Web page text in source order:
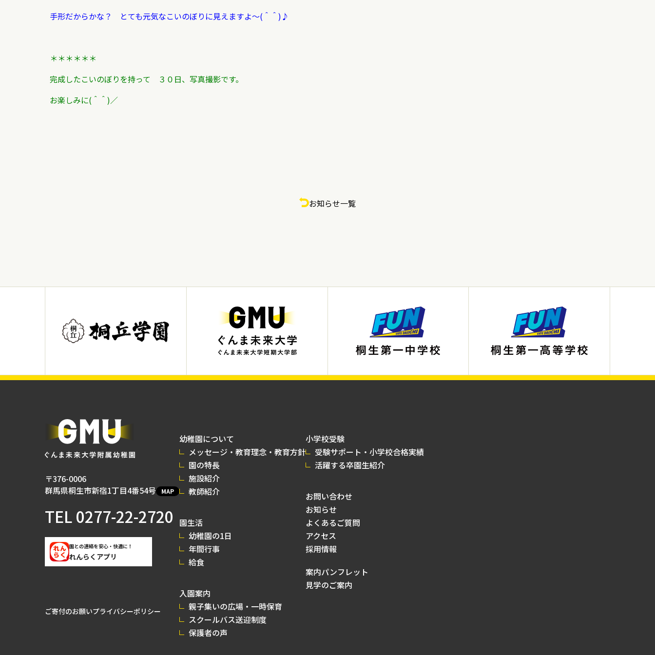
手形だからかな？ とても元気なこいのぼりに見えますよ～(＾＾)♪
＊＊＊＊＊＊
完成したこいのぼりを持って ３０日、写真撮影です。
お楽しみに(＾＾)／
お知らせ一覧
〒376-0006
群馬県桐生市新宿1丁目4番54号
MAP
TEL0277-22-2720
園との連絡を安心・快適に！
れんらくアプリ
ご寄付のお願いプライバシーポリシー
幼稚園について
メッセージ・教育理念・教育方針
園の特長
施設紹介
教師紹介
園生活
幼稚園の1日
年間行事
給食
入園案内
親子集いの広場・一時保育
スクールバス送迎制度
保護者の声
小学校受験
受験サポート・小学校合格実績
活躍する卒園生紹介
お問い合わせ
お知らせ
よくあるご質問
アクセス
採用情報
案内パンフレット
見学のご案内